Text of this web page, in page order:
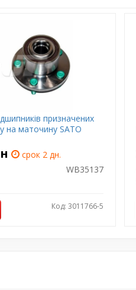
призначених
на маточину SATO
срок 2 дн.
WB35137
Код: 3011766-5